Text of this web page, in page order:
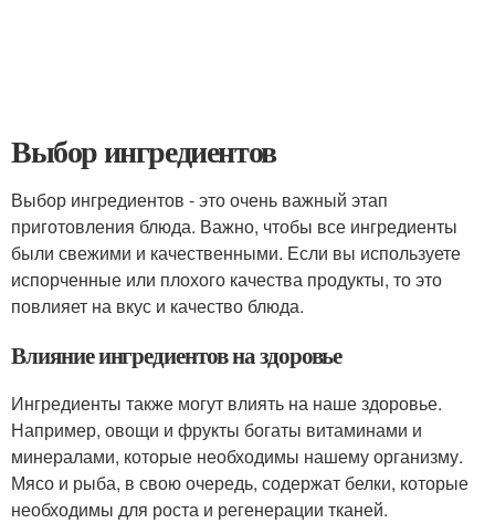
Выбор ингредиентов
Выбор ингредиентов - это очень важный этап
приготовления блюда. Важно, чтобы все ингредиенты
были свежими и качественными. Если вы используете
испорченные или плохого качества продукты, то это
повлияет на вкус и качество блюда.
Влияние ингредиентов на здоровье
Ингредиенты также могут влиять на наше здоровье.
Например, овощи и фрукты богаты витаминами и
минералами, которые необходимы нашему организму.
Мясо и рыба, в свою очередь, содержат белки, которые
необходимы для роста и регенерации тканей.